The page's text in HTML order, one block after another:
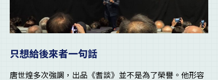
只想給後來者一句話
唐世煌多次強調，出品《耆談》並不是為了榮譽。他形容